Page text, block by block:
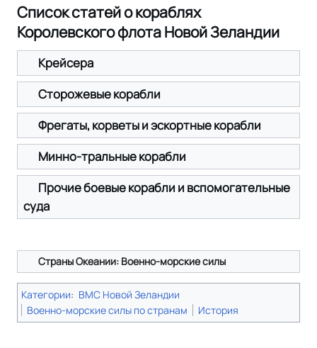
Список статей о кораблях
Королевского флота Новой Зеландии
Крейсера
Сторожевые корабли
Фрегаты, корветы и эскортные корабли
Минно-тральные корабли
Прочие боевые корабли и вспомогательные
суда
Страны Океании: Военно-морские силы
Категории: ВМС Новой Зеландии
Военно-морские силы по странам
История